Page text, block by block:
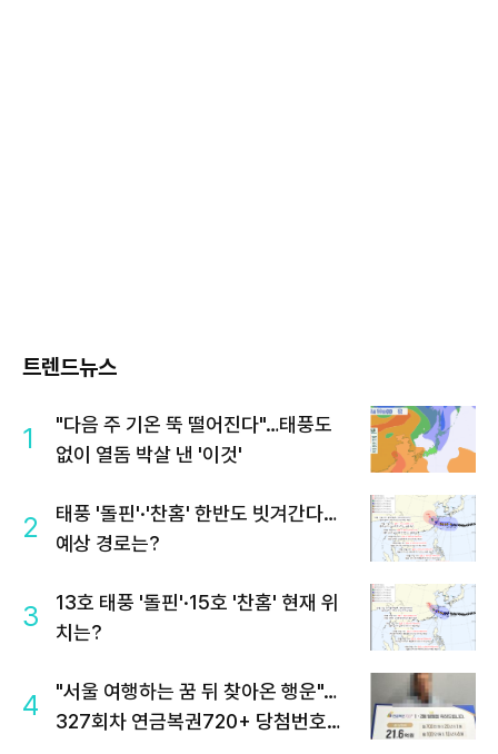
트렌드뉴스
1
"다음 주 기온 뚝 떨어진다"…태풍도
없이 열돔 박살 낸 '이것'
2
태풍 '돌핀'·'찬홈' 한반도 빗겨간다…
예상 경로는?
3
13호 태풍 '돌핀'·15호 '찬홈' 현재 위
치는?
4
"서울 여행하는 꿈 뒤 찾아온 행운"…
327회차 연금복권720+ 당첨번호조